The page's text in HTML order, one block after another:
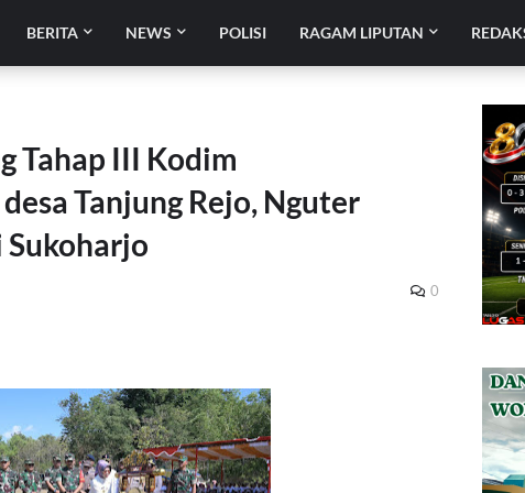
BERITA NEWS POLISI RAGAM LIPUTAN
Tahap III Kodim
Tanjung Rejo, Nguter
0